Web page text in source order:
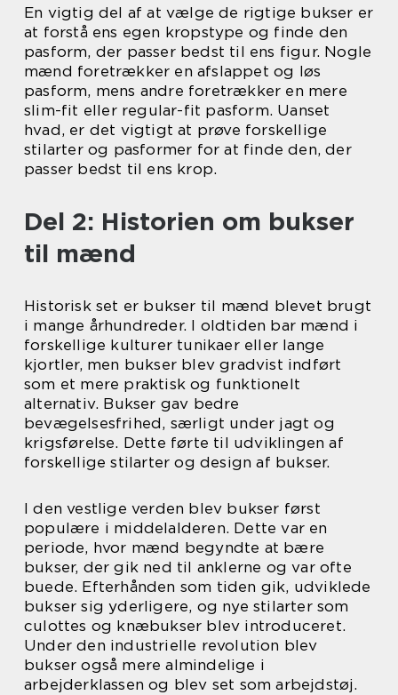
En vigtig del af at vælge de rigtige bukser er
at forstå ens egen kropstype og finde den
pasform, der passer bedst til ens figur. Nogle
mænd foretrækker en afslappet og løs
pasform, mens andre foretrækker en mere
slim-fit eller regular-fit pasform. Uanset
hvad, er det vigtigt at prøve forskellige
stilarter og pasformer for at finde den, der
passer bedst til ens krop.
Del 2: Historien om bukser
til mænd
Historisk set er bukser til mænd blevet brugt
i mange århundreder. I oldtiden bar mænd i
forskellige kulturer tunikaer eller lange
kjortler, men bukser blev gradvist indført
som et mere praktisk og funktionelt
alternativ. Bukser gav bedre
bevægelsesfrihed, særligt under jagt og
krigsførelse. Dette førte til udviklingen af
forskellige stilarter og design af bukser.
I den vestlige verden blev bukser først
populære i middelalderen. Dette var en
periode, hvor mænd begyndte at bære
bukser, der gik ned til anklerne og var ofte
buede. Efterhånden som tiden gik, udviklede
bukser sig yderligere, og nye stilarter som
culottes og knæbukser blev introduceret.
Under den industrielle revolution blev
bukser også mere almindelige i
arbejderklassen og blev set som arbejdstøj.